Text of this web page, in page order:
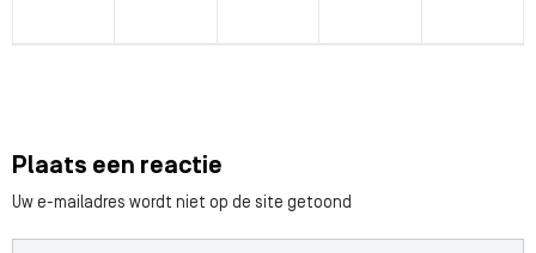
Plaats een reactie
Uw e-mailadres wordt niet op de site getoond